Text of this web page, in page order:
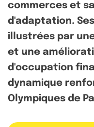
commerces et
d'adaptation.
illustrées par
et une
d'occupation
dynamique
Olympiques de